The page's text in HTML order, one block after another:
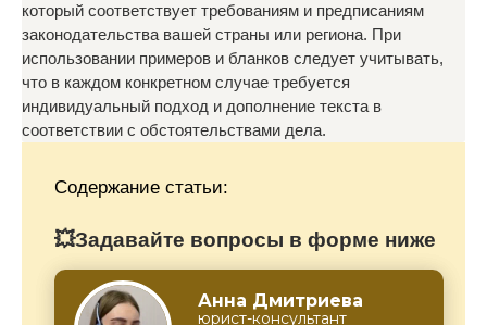
который соответствует требованиям и предписаниям
законодательства вашей страны или региона. При
использовании примеров и бланков следует учитывать,
что в каждом конкретном случае требуется
индивидуальный подход и дополнение текста в
соответствии с обстоятельствами дела.
Содержание статьи:
💥Задавайте вопросы в форме ниже